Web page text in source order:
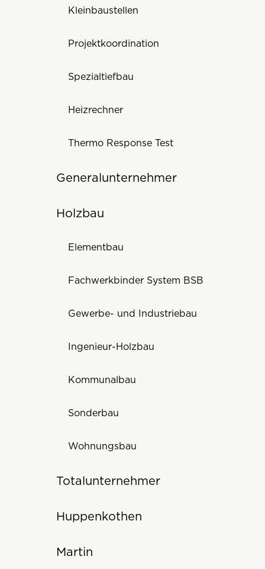
Kleinbaustellen
Projektkoordination
Spezialtiefbau
Heizrechner
Thermo Response Test
Generalunternehmer
Holzbau
Elementbau
Fachwerkbinder System BSB
Gewerbe- und Industriebau
Ingenieur-Holzbau
Kommunalbau
Sonderbau
Wohnungsbau
Totalunternehmer
Huppenkothen
Martin